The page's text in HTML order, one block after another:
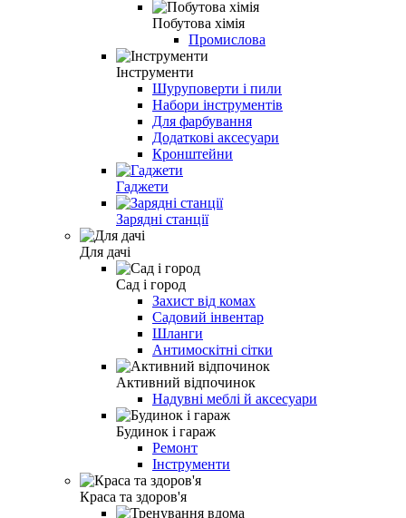
Побутова хімія
Промислова
Інструменти
Шуруповерти і пили
Набори інструментів
Для фарбування
Додаткові аксесуари
Кронштейни
Гаджети
Зарядні станції
Для дачі
Сад і город
Захист від комах
Садовий інвентар
Шланги
Антимоскітні сітки
Активний відпочинок
Надувні меблі й аксесуари
Будинок і гараж
Ремонт
Інструменти
Краса та здоров'я